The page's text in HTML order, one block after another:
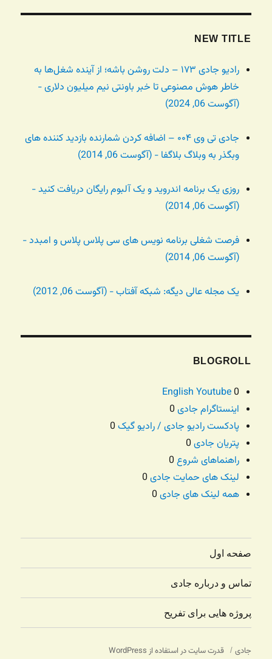
NEW TITLE
رادیو جادی ۱۷۳ – دلت روشن باشه؛ از آینده شغل‌ها به
خاطر هوش مصنوعی تا خبر باونتی نیم میلیون دلاری -
(آگوست 06, 2024)
جادی تی وی ۰۰۴ – اضافه کردن شمارنده بازدید کننده های
وبگذر به وبلاگ بلاگفا - (آگوست 06, 2014)
روزی یک برنامه اندروید و یک آلبوم رایگان دریافت کنید -
(آگوست 06, 2014)
فرصت شغلی برنامه نویس های سی پلاس پلاس و امبدد -
(آگوست 06, 2014)
یک مجله عالی دیگه: شبکه آفتاب - (آگوست 06, 2012)
BLOGROLL
English Youtube0
اینستاگرام جادی
پادکست رادیو جادی / رادیو گیک
پتریان جادی
راهنماهای شروع
لینک های حمایت جادی
همه لینک های جادی
صفحه اول
تماس و درباره جادی
پروژه هایی برای تفریح
جادی قدرت سایت در استفاده از WordPress